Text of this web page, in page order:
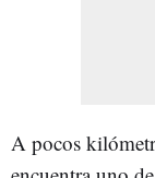
A pocos